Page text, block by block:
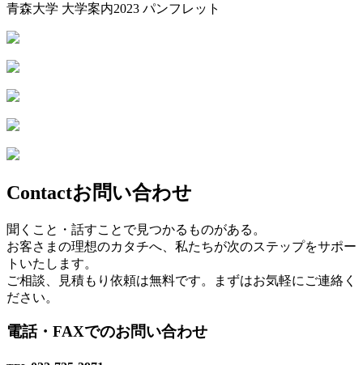
青森大学 大学案内2023 パンフレット
Contactお問い合わせ
聞くこと・話すことで⾒つかるものがある。
お客さまの理想のカタチへ、私たちが次のステップをサポー
トいたします。
ご相談、⾒積もり依頼は無料です。まずはお気軽にご連絡く
ださい。
電話・FAXでのお問い合わせ